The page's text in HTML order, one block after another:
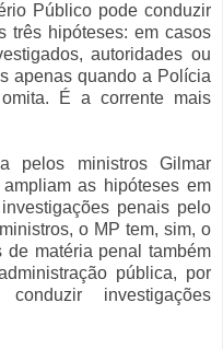
Público pode conduzir
três hipóteses: em casos
autoridades ou
apenas quando a Polícia
É a corrente mais
pelos ministros Gilmar
as hipóteses em
penais pelo
o MP tem, sim, o
de matéria penal também
pública, por
investigações